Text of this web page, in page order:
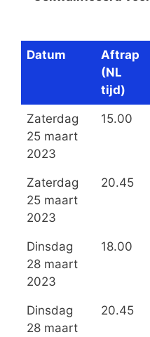
Datum
Aftrap
(NL
tijd)
Zaterdag
25 maart
2023
15.00
Zaterdag
25 maart
2023
20.45
Dinsdag
28 maart
2023
18.00
Dinsdag
28 maart
20.45